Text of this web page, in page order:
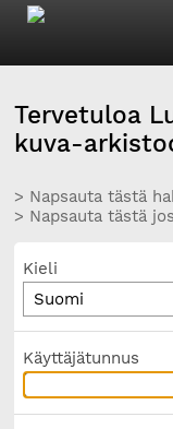
Tervetuloa
kuva-
> Napsauta tästä
> Napsauta tästä
Kieli
Käyttäjätunnus